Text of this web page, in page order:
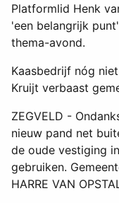
Platformlid Henk
'een belangrijk
thema-avond.
Kaasbedrijf nóg
Kruijt verbaast
ZEGVELD -
nieuw pand net
de oude vestiging
gebruiken.
HARRE VAN